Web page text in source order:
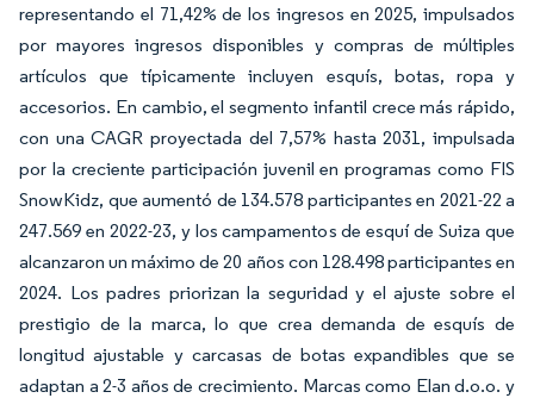
representando el 71,42% de los ingresos en 2025, impulsados
por mayores ingresos disponibles y compras de múltiples
artículos que típicamente incluyen esquís, botas, ropa y
accesorios. En cambio, el segmento infantil crece más rápido,
con una CAGR proyectada del 7,57% hasta 2031, impulsada
por la creciente participación juvenil en programas como FIS
SnowKidz, que aumentó de 134.578 participantes en 2021-22 a
247.569 en 2022-23, y los campamentos de esquí de Suiza que
alcanzaron un máximo de 20 años con 128.498 participantes en
2024. Los padres priorizan la seguridad y el ajuste sobre el
prestigio de la marca, lo que crea demanda de esquís de
longitud ajustable y carcasas de botas expandibles que se
adaptan a 2-3 años de crecimiento. Marcas como Elan d.o.o. y